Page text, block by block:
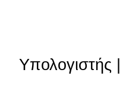
Υπολογιστής